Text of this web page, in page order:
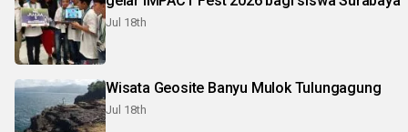
Jul 18th
Wisata Geosite Banyu Mulok Tulungagung
Jul 18th